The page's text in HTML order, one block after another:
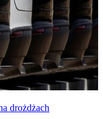
drożdżach